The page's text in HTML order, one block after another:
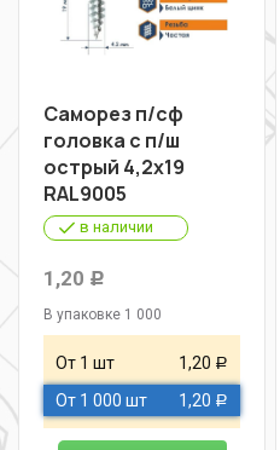
Саморез п/сф
головка с п/ш
острый 4,2х19
RAL9005
в наличии
1,20 Р
В упаковке 1 000
От 1 шт 1,20 Р
От 1 000 шт 1,20 Р